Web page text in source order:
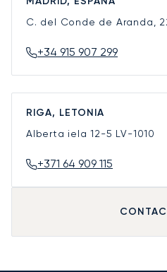
C. del Conde de Aranda,
+34 915 907 299
RIGA, LETONIA
Alberta iela 12-5 LV-1010
+371 64 909 115